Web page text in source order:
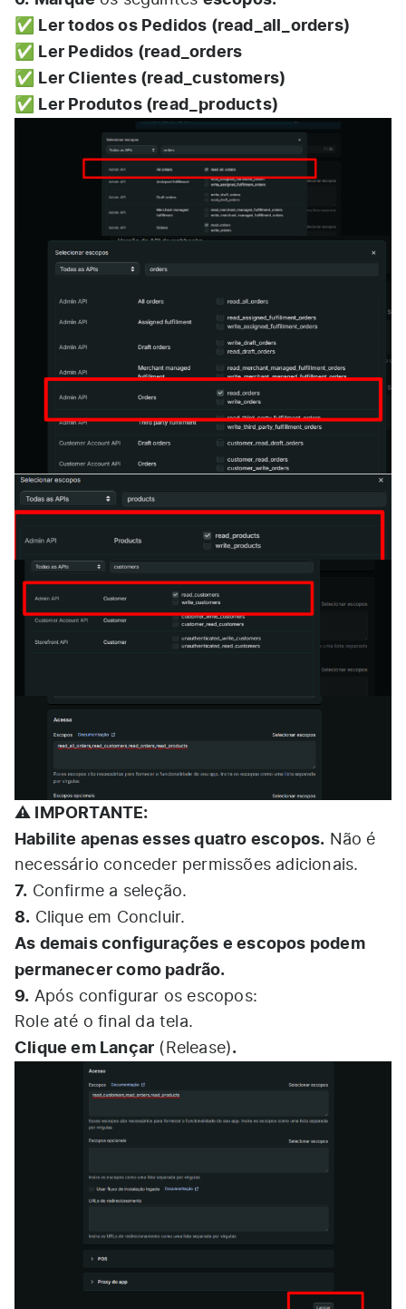
✅ Ler todos os Pedidos (read_all_orders)
✅ Ler Pedidos (read_orders
✅ Ler Clientes (read_customers)
✅ Ler Produtos (read_products)
⚠ IMPORTANTE:
Habilite apenas esses quatro escopos. Não é
necessário conceder permissões adicionais.
7. Confirme a seleção.
8. Clique em Concluir.
As demais configurações e escopos podem
permanecer como padrão.
9. Após configurar os escopos:
Role até o final da tela.
Clique em Lançar (Release).